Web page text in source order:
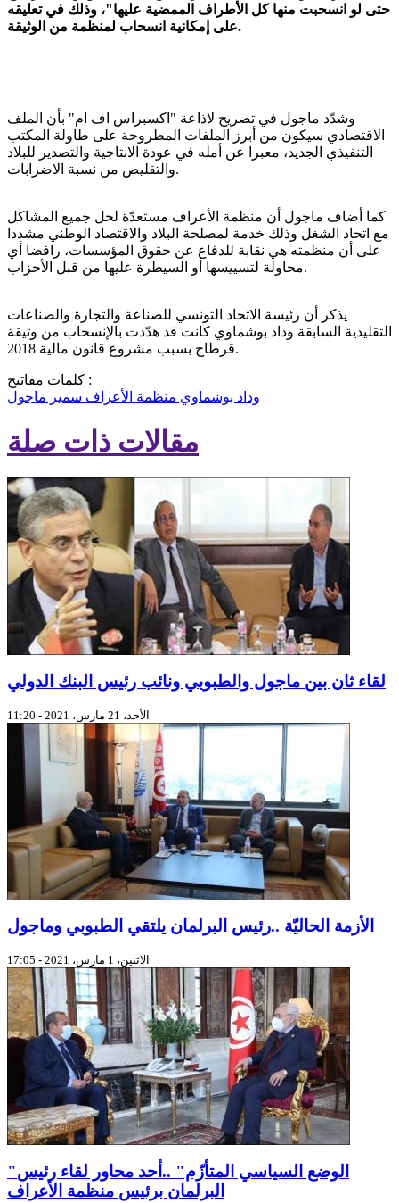
حتى لو انسحبت منها كل الأطراف الممضية عليها"، وذلك في تعليقه
على إمكانية انسحاب لمنظمة من الوثيقة.
وشدّد ماجول في تصريح لاذاعة "اكسبراس اف ام" بأن الملف
الاقتصادي سيكون من أبرز الملفات المطروحة على طاولة المكتب
التنفيذي الجديد، معبرا عن أمله في عودة الانتاجية والتصدير للبلاد
والتقليص من نسبة الاضرابات.
كما أضاف ماجول أن منظمة الأعراف مستعدّة لحل جميع المشاكل
مع اتحاد الشغل وذلك خدمة لمصلحة البلاد والاقتصاد الوطني مشددا
على أن منظمته هي نقابة للدفاع عن حقوق المؤسسات، رافضا أي
محاولة لتسييسها أو السيطرة عليها من قبل الأحزاب.
يذكر أن رئيسة الاتحاد التونسي للصناعة والتجارة والصناعات
التقليدية السابقة وداد بوشماوي كانت قد هدّدت بالإنسحاب من وثيقة
قرطاج بسبب مشروع قانون مالية 2018.
كلمات مفاتيح :
وداد بوشماوي منظمة الأعراف سمير ماجول
مقالات ذات صلة
لقاء ثان بين ماجول والطبوبي ونائب رئيس البنك الدولي
الأحد، 21 مارس، 2021 - 11:20
الأزمة الحاليّة ..رئيس البرلمان يلتقي الطبوبي وماجول
الاثنين، 1 مارس، 2021 - 17:05
"الوضع السياسي المتأزّم" ..أحد محاور لقاء رئيس
البرلمان برئيس منظمة الأعراف